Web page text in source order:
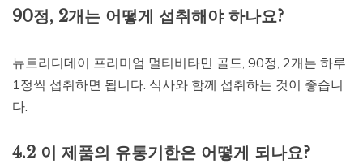
90정, 2개는 어떻게 섭취해야 하나요?
뉴트리디데이 프리미엄 멀티비타민 골드, 90정, 2개는 하루
1정씩 섭취하면 됩니다. 식사와 함께 섭취하는 것이 좋습니
다.
4.2 이 제품의 유통기한은 어떻게 되나요?